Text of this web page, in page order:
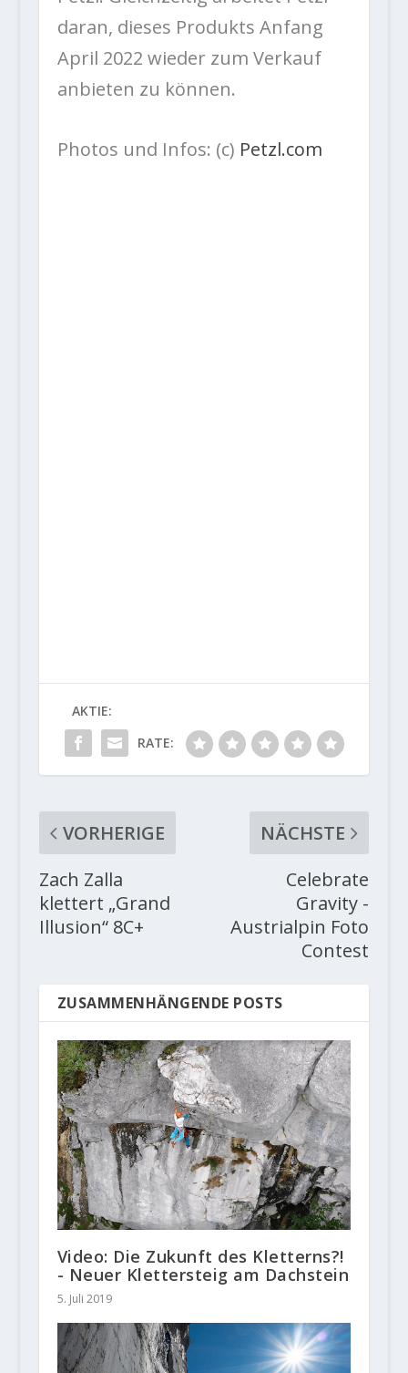
daran, dieses Produkts Anfang
April 2022 wieder zum Verkauf
anbieten zu können.
Photos und Infos: (c) Petzl.com
AKTIE:
RATE:
VORHERIGE
Zach Zalla
klettert „Grand
Illusion“ 8C+
NÄCHSTE
Celebrate
Gravity -
Austrialpin Foto
Contest
ZUSAMMENHÄNGENDE POSTS
Video: Die Zukunft des Kletterns?!
- Neuer Klettersteig am Dachstein
5. Juli 2019